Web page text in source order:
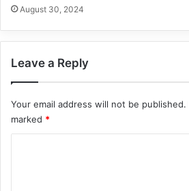
August 30, 2024
Leave a Reply
Your email address will not be published.
marked *